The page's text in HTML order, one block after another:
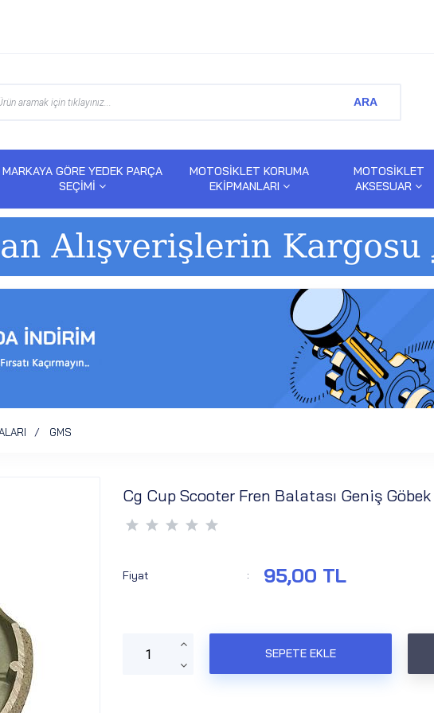
ARA
MARKAYA GÖRE YEDEK PARÇA
SEÇİMİ
MOTOSİKLET KORUMA
EKİPMANLARI
MOTOSİKLET
AKSESUAR
GMS
Cg Cup Scooter Fren Balatası Geniş Göbek
Fiyat : 95,00 TL